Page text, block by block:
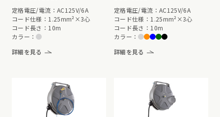
定格電圧/電流：AC125V/6A
コード仕様：1.25mm²×3心
コード長さ：10m
カラー：
詳細を見る
定格電圧/電流：AC125V/6A
コード仕様：1.25mm²×3心
コード長さ：10m
カラー：
詳細を見る